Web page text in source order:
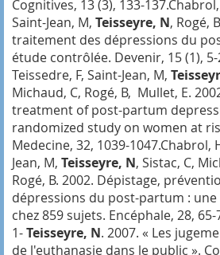
Cognitives, 13 (3), 133-
Saint-Jean, M, Teisseyre, N, Rogé,
traitement des dépressions du
étude contrôlée. Devenir, 15 (1),
Teissedre, F, Saint-Jean, M,
Michaud, C, Rogé, B, Mullet, E.
treatment of post-partum
randomized study on women at
Medecine, 32, 1039-1047.Chabrol,
Jean, M, Teisseyre, N, Sistac, C,
Rogé, B. 2002. Dépistage,
dépressions du post-partum :
chez 859 sujets. Encéphale, 28,
1-Teisseyre, N. 2007. « Les
de l'euthanasie dans le public ».